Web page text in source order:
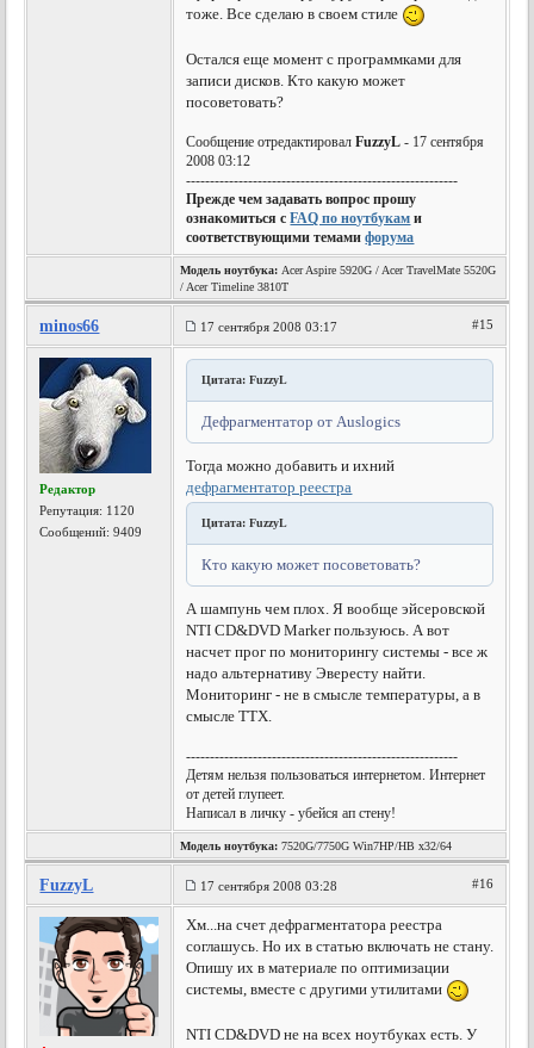
тоже. Все сделаю в своем стиле
Остался еще момент с программками для
записи дисков. Кто какую может
посоветовать?
Сообщение отредактировалFuzzyL - 17 сентября
2008 03:12
---------------------------------------------------------
Прежде чем задавать вопрос прошу
ознакомиться сFAQ по ноутбукам и
соответствующими темамифорума
Модель ноутбука: Acer Aspire 5920G / Acer TravelMate 5520G
/ Acer Timeline 3810T
minos66 17 сентября 2008 03:17 #15
Редактор
Репутация: 1120
Сообщений: 9409
Цитата: FuzzyL
Дефрагментатор от Auslogics
Тогда можно добавить и ихний
дефрагментатор реестра
Цитата: FuzzyL
Кто какую может посоветовать?
А шампунь чем плох. Я вообще эйсеровской
NTI CD&DVD Marker пользуюсь. А вот
насчет прог по мониторингу системы - все ж
надо альтернативу Эвересту найти.
Мониторинг - не в смысле температуры, а в
смысле ТТХ.
---------------------------------------------------------
Детям нельзя пользоваться интернетом. Интернет
от детей глупеет.
Написал в личку - убейся ап стену!
Модель ноутбука: 7520G/7750G Win7HP/HB x32/64
FuzzyL 17 сентября 2008 03:28 #16
Хм...на счет дефрагментатора реестра
соглашусь. Но их в статью включать не стану.
Опишу их в материале по оптимизации
системы, вместе с другими утилитами
NTI CD&DVD не на всех ноутбуках есть. У